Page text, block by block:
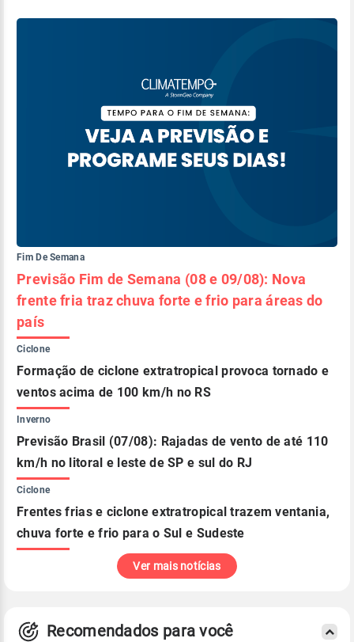
Fim De Semana
Previsão Fim de Semana (08 e 09/08): Nova
frente fria traz chuva forte e frio para áreas do
país
Ciclone
Formação de ciclone extratropical provoca tornado e
ventos acima de 100 km/h no RS
Inverno
Previsão Brasil (07/08): Rajadas de vento de até 110
km/h no litoral e leste de SP e sul do RJ
Ciclone
Frentes frias e ciclone extratropical trazem ventania,
chuva forte e frio para o Sul e Sudeste
Ver mais notícias
Recomendados para você